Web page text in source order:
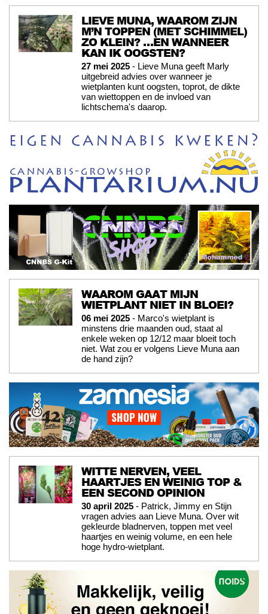
LIEVE MUNA, WAAROM ZIJN
M’N TOPPEN (MET SCHIMMEL)
ZO KLEIN? …EN WANNEER
KAN IK OOGSTEN?
27 mei 2025 - Lieve Muna geeft Marly
uitgebreid advies over wanneer je
wietplanten kunt oogsten, toprot, de dikte
van wiettoppen en de invloed van
lichtschema's daarop.
WAAROM GAAT MIJN
WIETPLANT NIET IN BLOEI?
06 mei 2025 - Marco's wietplant is
minstens drie maanden oud, staat al
enkele weken op 12/12 maar bloeit toch
niet. Wat zou er volgens Lieve Muna aan
de hand zijn?
WITTE NERVEN, VEEL
HAARTJES EN WEINIG TOP &
EEN SECOND OPINION
30 april 2025 - Patrick, Jimmy en Stijn
vragen advies aan Lieve Muna. Over wit
gekleurde bladnerven, toppen met veel
haartjes en weinig volume, en een hele
hoge hydro-wietplant.